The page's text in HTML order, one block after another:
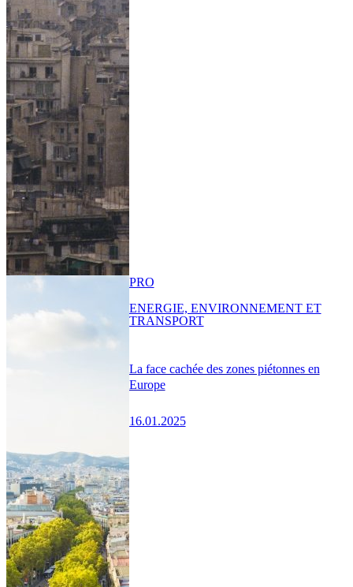
La face cachée des zones piétonnes en
Europe
16.01.2025
PRO
ENERGIE, ENVIRONNEMENT ET
TRANSPORT